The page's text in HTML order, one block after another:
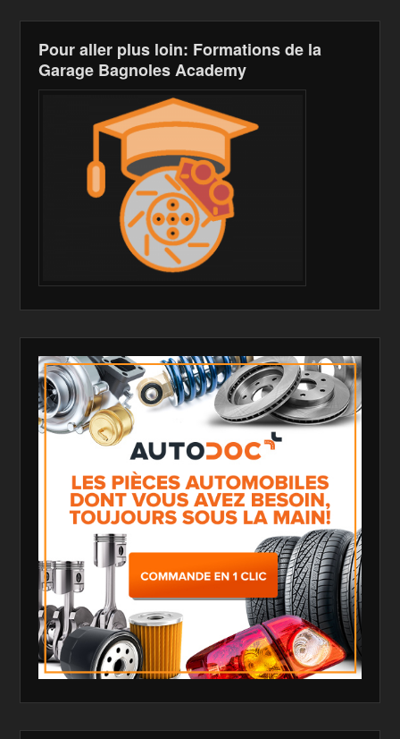
Li
st
Pour aller plus loin: Formations de la
Garage Bagnoles Academy